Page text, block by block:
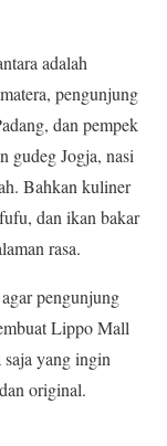
adalah
pengunjung
dan pempek
gudeg Jogja, nasi
Bahkan kuliner
dan ikan bakar
rasa.
pengunjung
Lippo Mall
yang ingin
original.